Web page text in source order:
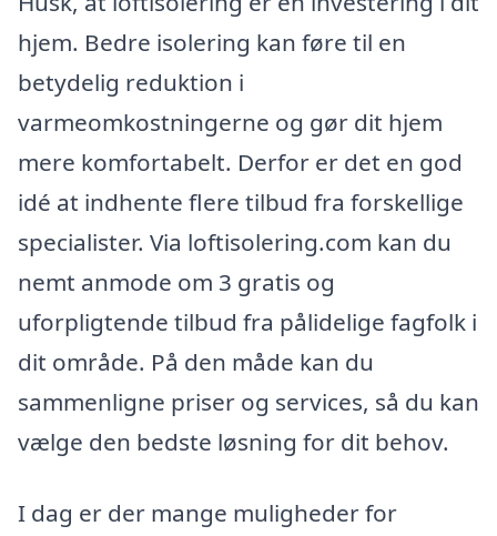
hjem. Bedre isolering kan føre til en
betydelig reduktion i
varmeomkostningerne og gør dit hjem
mere komfortabelt. Derfor er det en god
idé at indhente flere tilbud fra forskellige
specialister. Via loftisolering.com kan du
nemt anmode om 3 gratis og
uforpligtende tilbud fra pålidelige fagfolk i
dit område. På den måde kan du
sammenligne priser og services, så du kan
vælge den bedste løsning for dit behov.
I dag er der mange muligheder for